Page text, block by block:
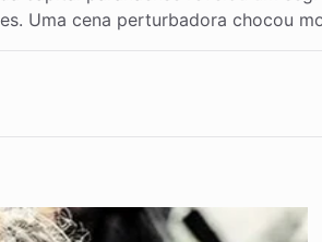
Uma cena perturbadora chocou